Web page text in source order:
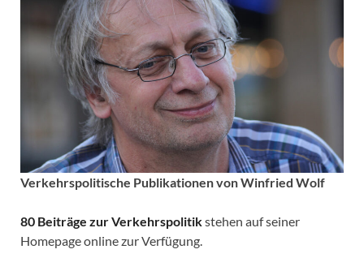
Verkehrspolitische Publikationen von Winfried Wolf
80 Beiträge zur Verkehrspolitikstehen auf seiner
Homepage online zur Verfügung.